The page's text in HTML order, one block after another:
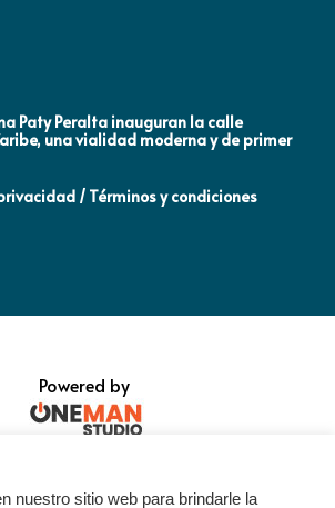
Paty Peralta inauguran la calle
una vialidad moderna y de primer
/ Términos y condiciones
Powered by
nuestro sitio web para brindarle la